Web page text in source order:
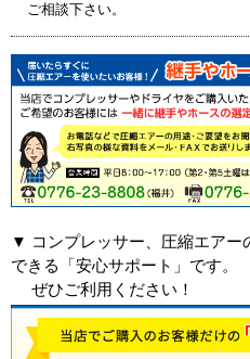
ご相談下さい。
▼ コンプレッサー、圧縮エアー
できる「安心サポート」です。
ぜひご利用ください！